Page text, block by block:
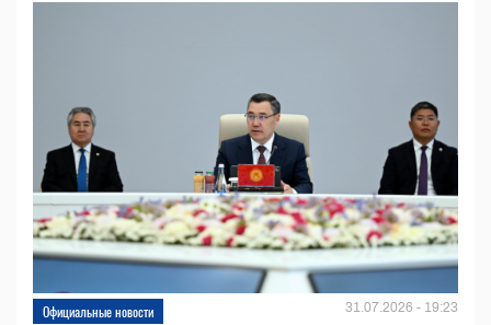
Официальные новости 31.07.2026 - 19:23